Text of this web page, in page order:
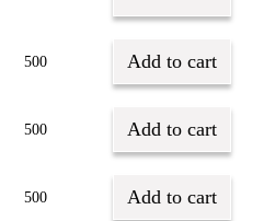
500 Add to cart
500 Add to cart
500 Add to cart